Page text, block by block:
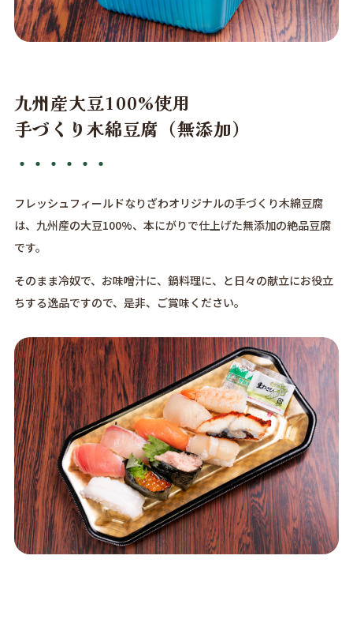
九州産大豆100%使用
手づくり木綿豆腐（無添加）
フレッシュフィールドなりざわオリジナルの手づくり木綿豆腐
は、九州産の大豆100%、本にがりで仕上げた無添加の絶品豆腐
です。
そのまま冷奴で、お味噌汁に、鍋料理に、と日々の献立にお役立
ちする逸品ですので、是非、ご賞味ください。